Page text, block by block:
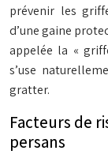
prévenir les
d’une gaine
appelée la «
s’use
gratter.
Facteurs de
persans